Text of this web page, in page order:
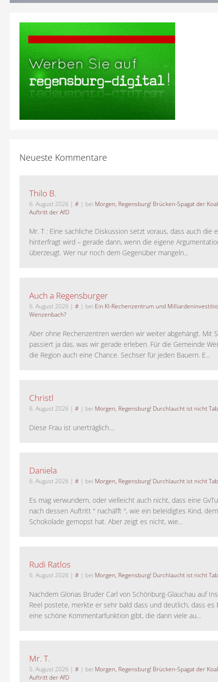
Neueste Kommentare
Thilo B.
6. August 2026 | # | bei Morgen, Regensburg! Brücken-Spagat der
Auftritt der AfD
Mr. T : Eine sachliche Diskussion setzt voraus, dass auch die
hinterfragt wird – gerade dann, wenn die eigene
überzeugt. Wer nur noch dem Gegenüber mangeln...
Auch a Regensburger
6. August 2026 | # | bei Ein KI-Rechenzentrum und
Wenzenbach?
Aber ohne Rechenzentren werden wir weiter abgehängt. Mit
passiert ja das, was wir gerade erleben. Für die Gemeinde
die Region auch eine Chance. Sechser für jeden Bauern. E...
Christl
6. August 2026 | # | bei Morgen, Regensburg! Durchlaucht ist nicht
Diese Frau ist unerträglich....
Daniela
6. August 2026 | # | bei Morgen, Regensburg! Durchlaucht ist nicht
Es mag verwundern, oder vielleicht auch nicht, dass eine
nach dessen Auftritt " nachäfft ", wie ein beleidigtes Kind,
Schokolade gemopst hat. Aber zeigt es nicht, wie...
Rudi Ratlos
6. August 2026 | # | bei Morgen, Regensburg! Durchlaucht ist nicht
Nachdem Glorias Bruder Carl von Schönburg-Glauchau auf
Reel postete, merkte er sehr bald dass und deutlich, dass es
eine schöne Kommentarfunktion gibt, die dann viele au...
Mr. T.
5. August 2026 | # | bei Morgen, Regensburg! Brücken-Spagat der
Auftritt der AfD